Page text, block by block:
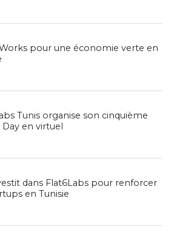
pour une économie verte en
Tunis organise son cinquième
en virtuel
dans Flat6Labs pour renforcer
en Tunisie